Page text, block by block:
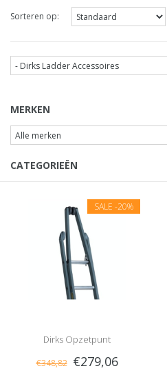
Sorteren op:
MERKEN
CATEGORIEËN
SALE -20%
Dirks Opzetpunt
€348,82 €279,06